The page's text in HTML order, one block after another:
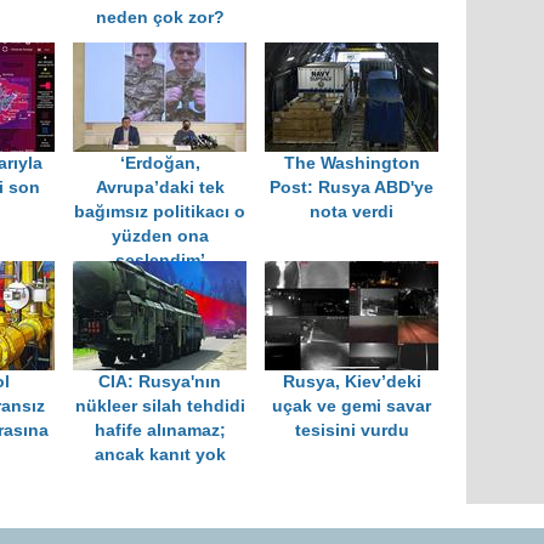
neden çok zor?
son
‘Erdoğan,
Avrupa’daki tek
bağımsız politikacı o
yüzden ona
seslendim’
The Washington
Post: Rusya ABD'ye
nota verdi
CIA: Rusya'nın
nükleer silah tehdidi
hafife alınamaz;
ancak kanıt yok
Rusya, Kiev’deki
uçak ve gemi savar
tesisini vurdu